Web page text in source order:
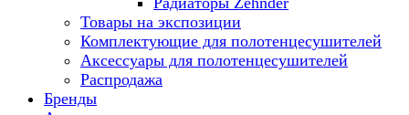
Товары на экспозиции
Комплектующие для полотенцесушителей
Аксессуары для полотенцесушителей
Распродажа
Бренды